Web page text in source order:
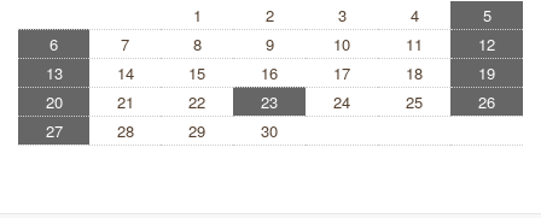
1
2 3 4
5
6
7 8 9 10 11
12
13
14 15 16 17 18
19
20
21 22 23 24 25
26
27
28 29 30